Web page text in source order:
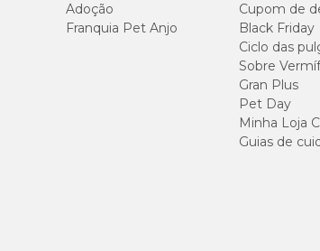
90 g/kg
165g/kg
Adoção
Franquia Pet Anjo
Cupom de
Black Friday
Ciclo das
Sobre
Gran Plus
Pet Day
Minha Loja
Guias de